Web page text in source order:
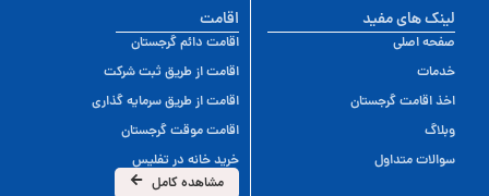
اقامت
اقامت دائم گرجستان
اقامت از طریق ثبت شرکت
اقامت از طریق سرمایه گذاری
اقامت موقت گرجستان
خرید خانه در تفلیس
مشاهده کامل
لینک های مفید
صفحه اصلی
خدمات
اخذ اقامت گرجستان
وبلاگ
سوالات متداول